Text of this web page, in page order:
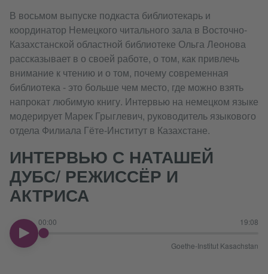
В восьмом выпуске подкаста библиотекарь и
координатор Немецкого читального зала в Восточно-
Казахстанской областной библиотеке Ольга Леонова
рассказывает в о своей работе, о том, как привлечь
внимание к чтению и о том, почему современная
библиотека - это больше чем место, где можно взять
напрокат любимую книгу. Интервью на немецком языке
модерирует Марек Грыглевич, руководитель языкового
отдела Филиала Гёте-Институт в Казахстане.
ИНТЕРВЬЮ С НАТАШЕЙ
ДУБС/ РЕЖИССЁР И
АКТРИСА
00:00
19:08
00:00
Goethe-Institut Kasachstan